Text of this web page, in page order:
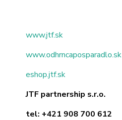
www.jtf.sk
www.odhrncaposparadlo.sk
eshop.jtf.sk
JTF partnership s.r.o.
tel: +421 908 700 612